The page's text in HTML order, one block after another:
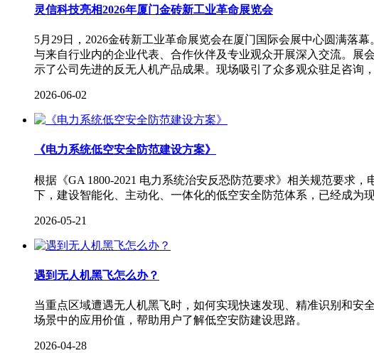
灵信科技亮相2026年厦门金砖新工业革命展览会
5月29日，2026金砖新工业革命展览会在厦门国际会展中心圆满落
与来自行业内的企业代表、合作伙伴及专业观众开展深入交流。展
示了公司先进的反无人机产品成果。现场吸引了众多观众驻足咨询
2026-06-02
《电力系统低空安全防范建设方案》
根据《GA 1800-2021 电力系统治安反恐防范要求》相关规范要求
下，建设智能化、主动化、一体化的低空安全防范体系，已经成为
2026-05-21
遇到无人机黑飞怎么办？
当重点区域遭遇无人机黑飞时，如何实现快速发现、精准识别和
场景中的应用价值，帮助用户了解低空安防建设思路。
2026-04-28